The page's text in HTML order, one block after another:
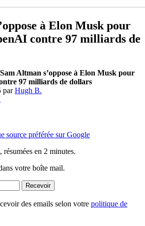
à Elon Musk pour
contre 97 milliards de
Sam Altman s’oppose à Elon Musk pour
97 milliards de dollars
parHugh B.
source préférée sur Google
résumées en 2 minutes.
votre boîte mail.
Recevoir
des emails selon votre politique de